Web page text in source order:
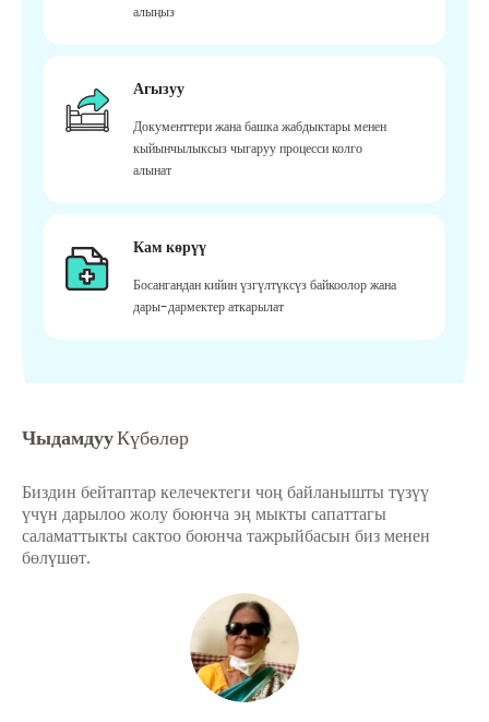
алыңыз
Агызуу
Документтери жана башка жабдыктары менен
кыйынчылыксыз чыгаруу процесси колго
алынат
Кам көрүү
Босангандан кийин үзгүлтүксүз байкоолор жана
дары-дармектер аткарылат
ЧыдамдууКүбөлөр
Биздин бейтаптар келечектеги чоң байланышты түзүү
үчүн дарылоо жолу боюнча эң мыкты сапаттагы
саламаттыкты сактоо боюнча тажрыйбасын биз менен
бөлүшөт.